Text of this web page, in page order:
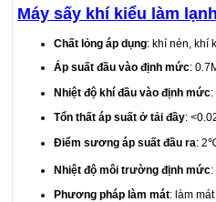
Máy sấy khí kiểu làm
Chất lỏng áp dụng: khí nén, khí
Áp suất đầu vào định mức:
Nhiệt độ khí đầu vào định mức
Tổn thất áp suất ở tải đầy:
Điểm sương áp suất đầu ra:
Nhiệt độ môi trường định mức
Phương pháp làm mát: làm